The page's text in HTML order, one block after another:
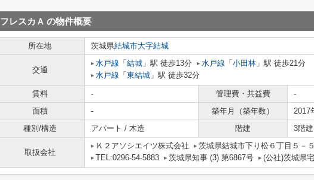
フレスカＡ の物件概要
所在地 茨城県結城市大字結城
交通
水戸線 「 結城 」駅 徒歩13分 水戸線 「 小田林 」駅 徒歩21分
水戸線 「 東結城 」駅 徒歩32分
賃料 - 管理費・共益費
-
面積
- 築年月（築年数）
2017
種別/構造
アパート / 木造 階建 3階建
取扱会社
Ｋ２アソシエイツ株式会社
茨城県結城市下り松６丁目５
TEL:0296-54-5883
茨城県知事 (3) 第6867号 (公社)茨城県